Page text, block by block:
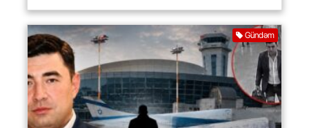
Gündəm